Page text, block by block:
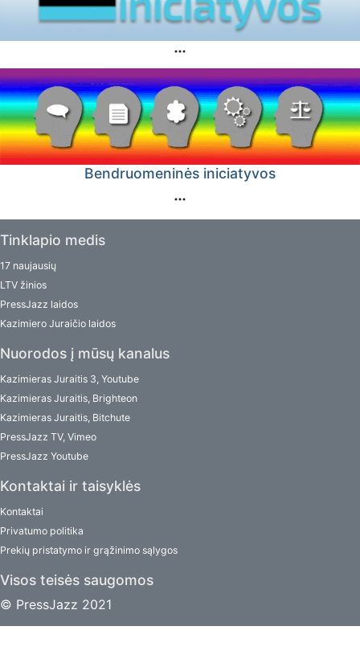
Bendruomeninės iniciatyvos
Tinklapio medis
17 naujausių
LTV žinios
PressJazz laidos
Kazimiero Juraičio laidos
Nuorodos į mūsų kanalus
Kazimieras Juraitis 3, Youtube
Kazimieras Juraitis, Brighteon
Kazimieras Juraitis, Bitchute
PressJazz TV, Vimeo
PressJazz Youtube
Kontaktai ir taisyklės
Kontaktai
Privatumo politika
Prekių pristatymo ir grąžinimo sąlygos
Visos teisės saugomos
© PressJazz 2021